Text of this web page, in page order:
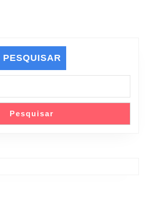
PESQUISAR
Pesquisar